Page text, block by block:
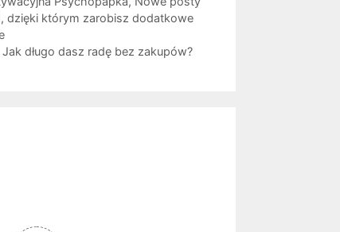
dzięki którym zarobisz dodatkowe
długo dasz radę bez zakupów?